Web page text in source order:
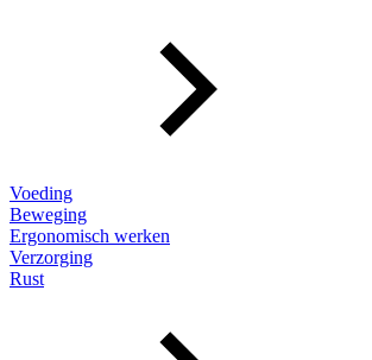
Voeding
Beweging
Ergonomisch werken
Verzorging
Rust